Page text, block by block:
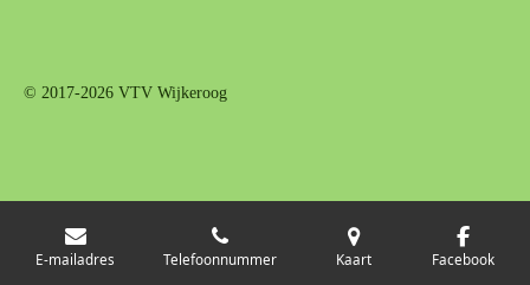
© 2017-2026 VTV Wijkeroog
E-mailadres Telefoonnummer Kaart Facebook